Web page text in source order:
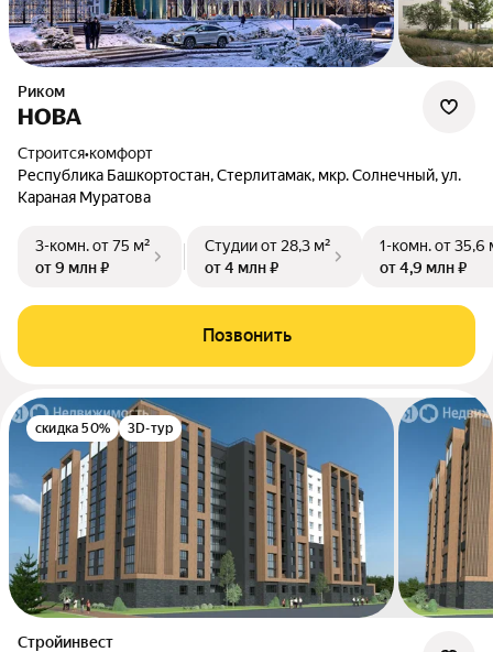
Риком
НОВА
Строится•комфорт
Республика Башкортостан, Стерлитамак, мкр. Солнечный, ул.
Караная Муратова
3-комн.от 75 м²
от 9 млн ₽
Студииот 28,3 м²
от 4 млн ₽
1-комн.от 35,6
от 4,9 млн ₽
Позвонить
скидка 50% 3D-тур
Стройинвест